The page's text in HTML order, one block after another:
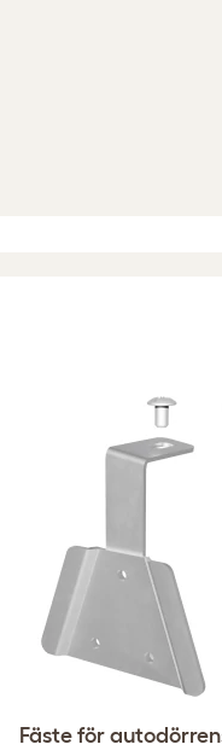
Fäste för